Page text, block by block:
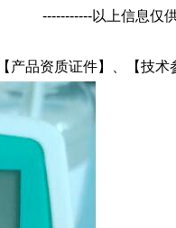
-----------以上信息仅
产品资质证件】、【技